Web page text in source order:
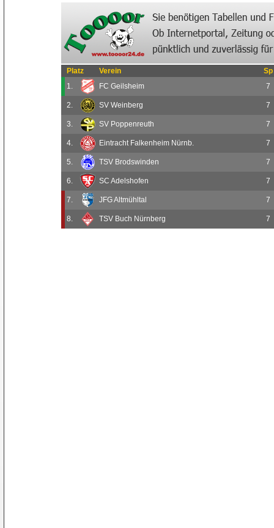
Platz Verein
Sp
1.
FC Geilsheim 7
2. SV Weinberg 7
3. SV Poppenreuth 7
4. Eintracht Falkenheim Nürnb. 7
5. TSV Brodswinden 7
6. SC Adelshofen 7
7. JFG Altmühltal 7
8. TSV Buch Nürnberg 7